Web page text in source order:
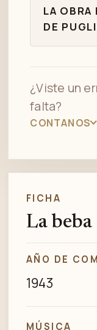
LA OBRA
DE
¿Viste un
falta?
CONTANOS
FICHA
La beba
AÑO DE
1943
MÚSICA